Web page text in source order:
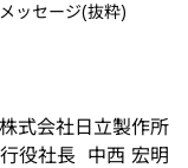
検索
ッセージ(抜粋)
株式会社日立製作所
役社長 中西 宏明